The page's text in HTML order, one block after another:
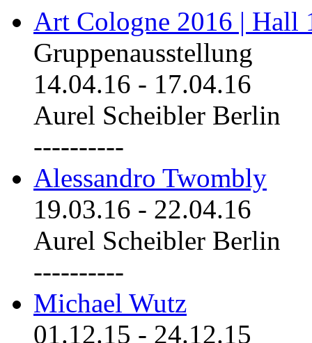
Art Cologne 2016 | Hall
Gruppenausstellung
14.04.16 - 17.04.16
Aurel Scheibler Berlin
----------
Alessandro Twombly
19.03.16 - 22.04.16
Aurel Scheibler Berlin
----------
Michael Wutz
01.12.15 - 24.12.15